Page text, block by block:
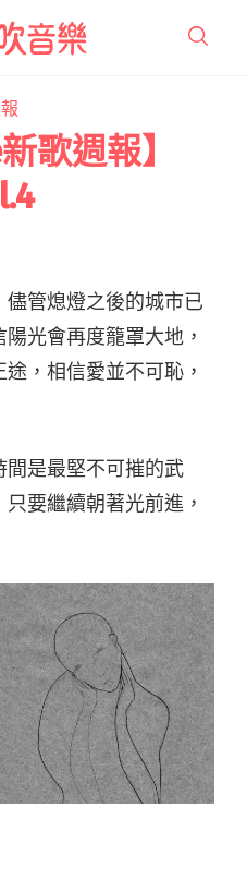
歌週報】
管熄燈之後的城市已
光會再度籠罩大地，
，相信愛並不可恥，
間是最堅不可摧的武
要繼續朝著光前進，